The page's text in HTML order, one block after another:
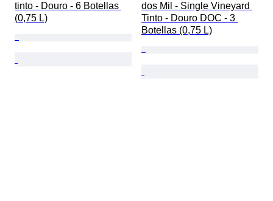
tinto - Douro - 6 Botellas
(0,75 L)
dos Mil - Single Vineyard
Tinto - Douro DOC - 3
Botellas (0,75 L)